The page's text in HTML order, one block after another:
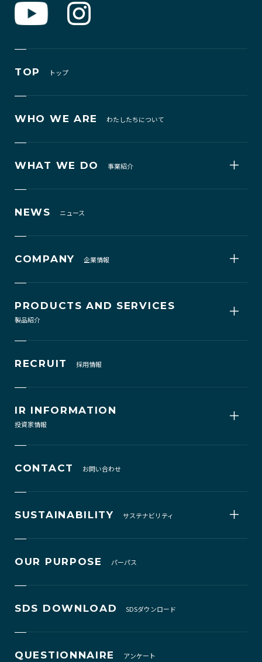
TOP トップ
WHO WE ARE わたしたちについて
WHAT WE DO 事業紹介
NEWS ニュース
COMPANY 企業情報
PRODUCTS AND SERVICES
製品紹介
RECRUIT 採用情報
IR INFORMATION
投資家情報
CONTACT お問い合わせ
SUSTAINABILITY サステナビリティ
OUR PURPOSE パーパス
SDS DOWNLOAD SDSダウンロード
QUESTIONNAIRE アンケート